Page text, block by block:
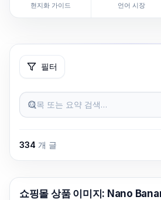
현지화 가이드 언어 시장
필터
제목 또는 요약 검색…
334 개 글
AI 이미지 생성
쇼핑몰 상품 이미지: Nano